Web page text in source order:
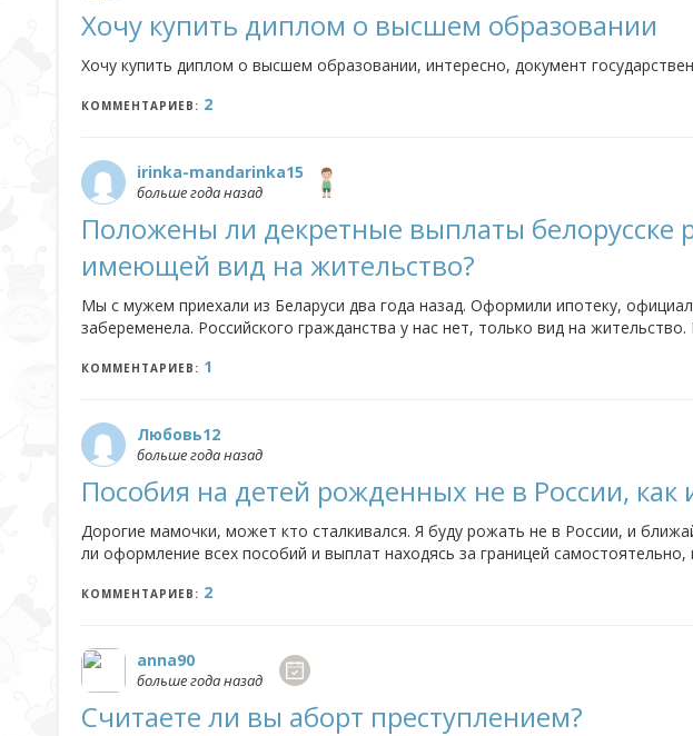
Хочу купить диплом о высшем образовании
Хочу купить диплом о высшем образовании, интересно, документ
КОММЕНТАРИЕВ: 2
irinka-mandarinka15
больше года назад
Положены ли декретные выплаты
имеющей вид на жительство?
Мы с мужем приехали из Беларуси два года назад. Оформили ипотеку,
забеременела. Российского гражданства у нас нет, только вид на
КОММЕНТАРИЕВ: 1
Любовь12
больше года назад
Пособия на детей рожденных не в России, как
Дорогие мамочки, может кто сталкивался. Я буду рожать не в России, и
ли оформление всех пособий и выплат находясь за границей
КОММЕНТАРИЕВ: 2
anna90
больше года назад
Считаете ли вы аборт преступлением?